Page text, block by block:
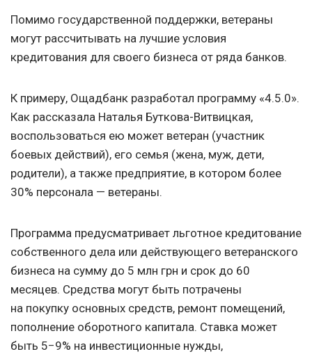
Помимо государственной поддержки, ветераны
могут рассчитывать на лучшие условия
кредитования для своего бизнеса от ряда банков.
К примеру, Ощадбанк разработал программу «4.5.0».
Как рассказала Наталья Буткова-Витвицкая,
воспользоваться ею может ветеран (участник
боевых действий), его семья (жена, муж, дети,
родители), а также предприятие, в котором более
30% персонала — ветераны.
Программа предусматривает льготное кредитование
собственного дела или действующего ветеранского
бизнеса на сумму до 5 млн грн и срок до 60
месяцев. Средства могут быть потрачены
на покупку основных средств, ремонт помещений,
пополнение оборотного капитала. Ставка может
быть 5−9% на инвестиционные нужды,